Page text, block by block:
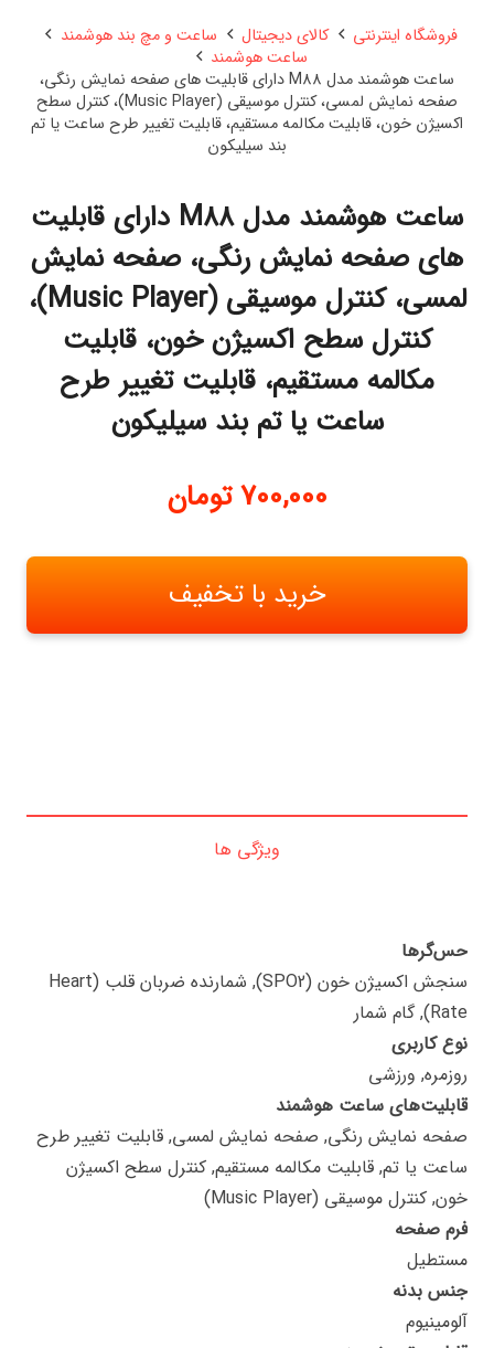
فروشگاه اینترنتی کالای دیجیتال
ساعت و مچ بند هوشمند
ساعت هوشمند
ساعت هوشمند مدل M88 دارای قابلیت های صفحه نمایش رنگی،
صفحه نمایش لمسی، کنترل موسیقی (Music Player)، کنترل سطح
اکسیژن خون، قابلیت مکالمه مستقیم، قابلیت تغییر طرح ساعت یا تم
بند سیلیکون
ساعت هوشمند مدل M88 دارای قابلیت
های صفحه نمایش رنگی، صفحه نمایش
لمسی، کنترل موسیقی (Music Player)،
کنترل سطح اکسیژن خون، قابلیت
مکالمه مستقیم، قابلیت تغییر طرح
ساعت یا تم بند سیلیکون
700,000 تومان
خرید با تخفیف
ویژگی ها
حس‌گرها
سنجش اکسیژن خون (SPO2), شمارنده ضربان قلب (Heart
Rate), گام شمار
نوع کاربری
روزمره, ورزشی
قابلیت‌های ساعت هوشمند
صفحه نمایش رنگی, صفحه نمایش لمسی, قابلیت تغییر طرح
ساعت یا تم, قابلیت مکالمه مستقیم, کنترل سطح اکسیژن
خون, کنترل موسیقی (Music Player)
فرم صفحه
مستطیل
جنس بدنه
آلومینیوم